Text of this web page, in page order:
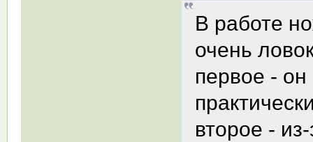
В работе
очень
первое - он
второе -